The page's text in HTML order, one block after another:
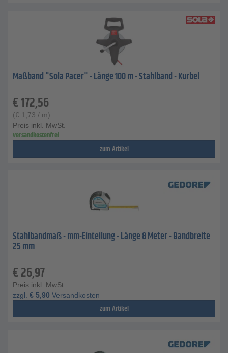
Maßband "Sola Pacer" - Länge 100 m - Stahlband - Kurbel
€172,56
(€ 1,73 / m)
Preis inkl. MwSt.
versandkostenfrei
zum Artikel
Stahlbandmaß - mm-Einteilung - Länge 8 Meter - Bandbreite
25 mm
€26,97
Preis inkl. MwSt.
zzgl. € 5,90 Versandkosten
zum Artikel